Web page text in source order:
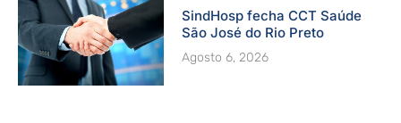
SindHosp fecha CCT Saúde
São José do Rio Preto
Agosto 6, 2026